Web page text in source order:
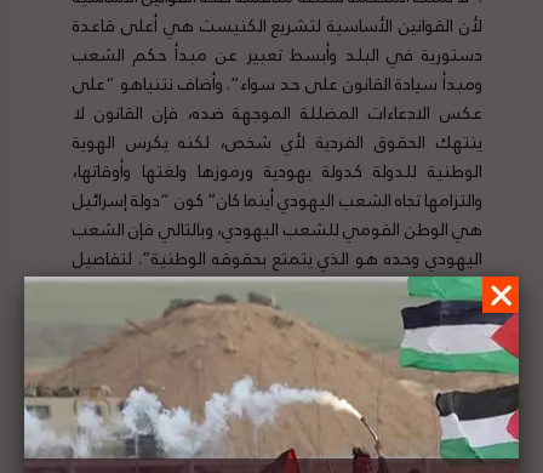
لأن القوانين الأساسية لتشريع الكنيست هي أعلى قاعدة
دستورية في البلد وأبسط تعبير عن مبدأ حكم الشعب
ومبدأ سيادة القانون على حد سواء”. وأضاف نتنياهو “على
عكس الادعاءات المضللة الموجهة ضده، فإن القانون لا
ينتهك الحقوق الفردية لأي شخص، لكنه يكرس الهوية
الوطنية للدولة كدولة يهودية ورموزها ولغتها وأوقاتها،
والتزامها تجاه الشعب اليهودي أينما كان” كون “دولة إسرائيل
هي الوطن القومي للشعب اليهودي، وبالتالي فإن الشعب
اليهودي وحده هو الذي يتمتع بحقوقه الوطنية”. لتفاصيل
الخبر ومصدره الأصلي،هنا
ندوة إلكترونية حول قضية الحقوقي صلاح حموري الذي
يواجه خطراً وشيكاً بالترحيل من القدس